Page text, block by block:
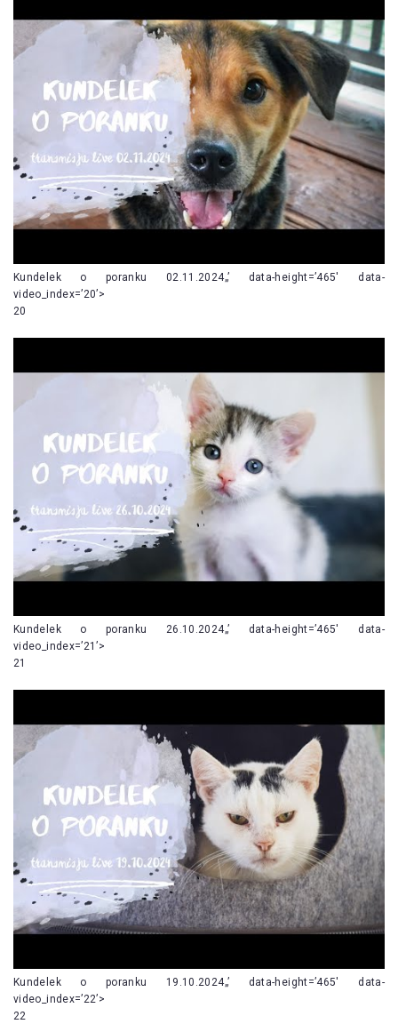
Kundelek o poranku 02.11.2024„’ data-height=’465′ data-
video_index=’20’>
20
Kundelek o poranku 26.10.2024„’ data-height=’465′ data-
video_index=’21’>
21
Kundelek o poranku 19.10.2024„’ data-height=’465′ data-
video_index=’22’>
22